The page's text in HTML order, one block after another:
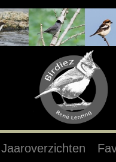
Jaaroverzichten